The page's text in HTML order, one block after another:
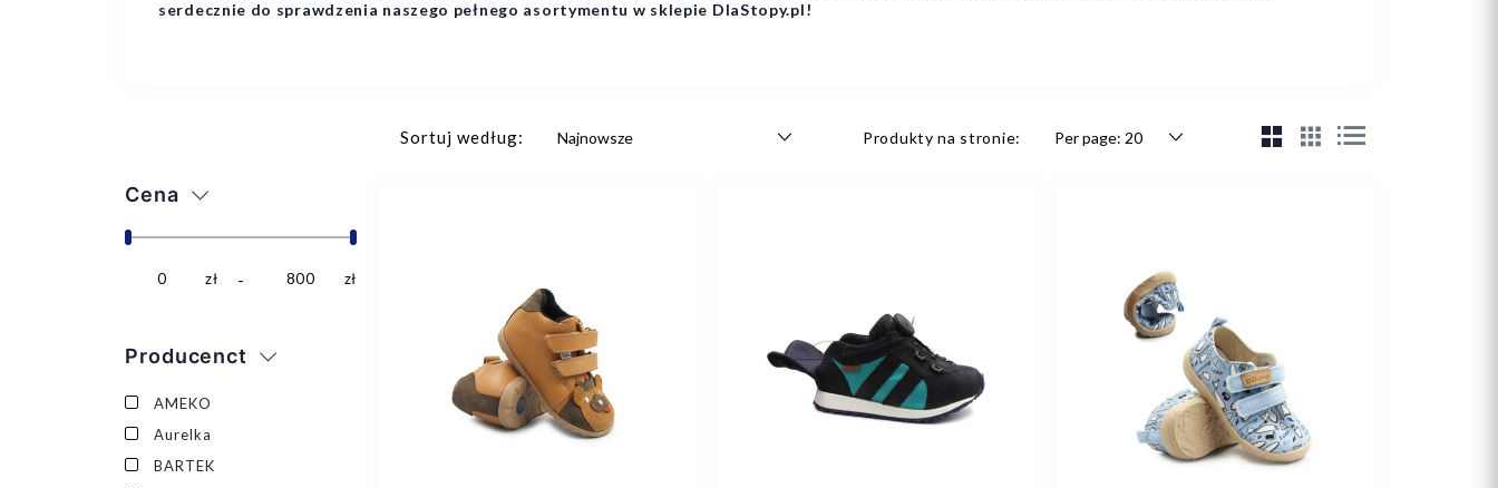
serdecznie do sprawdzenia naszego pełnego asortymentu w sklepie DlaStopy.pl!
Cena
0 zł 800 zł
Producenct
AMEKO
Aurelka
BARTEK
Sortuj według: Produkty na stronie: